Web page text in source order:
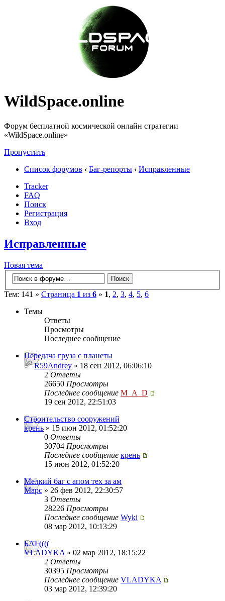
WildSpace.online
Форум бесплатной космической онлайн стратегии
«WildSpace.online»
Пропустить
Список форумов ‹ Баг-репорты ‹ Исправленные
Tracker
FAQ
Поиск
Регистрация
Вход
Исправленные
Новая тема
Тем: 141 » Страница 1 из 6 » 1, 2, 3, 4, 5, 6
Темы
Ответы
Просмотры
Последнее сообщение
Передача груза с планеты
R59Andrey » 18 сен 2012, 06:06:10
2 Ответы
26650 Просмотры
Последнее сообщение M_A_D
19 сен 2012, 22:51:03
Строительство сооружений
крень » 15 июн 2012, 01:52:20
0 Ответы
30704 Просмотры
Последнее сообщение крень
15 июн 2012, 01:52:20
Мелкий баг с апом тех за ам
Mapc » 26 фев 2012, 22:30:57
3 Ответы
28226 Просмотры
Последнее сообщение Wyki
08 мар 2012, 10:13:29
БАГ((((
VLADYKA » 02 мар 2012, 18:15:22
2 Ответы
30395 Просмотры
Последнее сообщение VLADYKA
03 мар 2012, 12:39:20